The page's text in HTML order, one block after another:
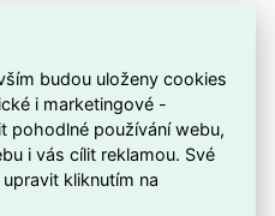
svítidla
ARGUS, což zajišťuje sladěný
poskytuje dobrou
vlastnosti při zpracování;
budou uloženy cookies
i marketingové -
pohodlné používání webu,
i vás cílit reklamou. Své
kliknutím na